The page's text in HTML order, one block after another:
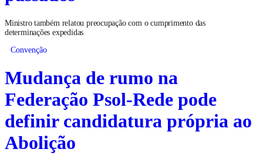
Ministro também relatou preocupação com o cumprimento das
determinações expedidas
Convenção
Mudança de rumo na
Federação Psol-Rede pode
definir candidatura própria ao
Abolição